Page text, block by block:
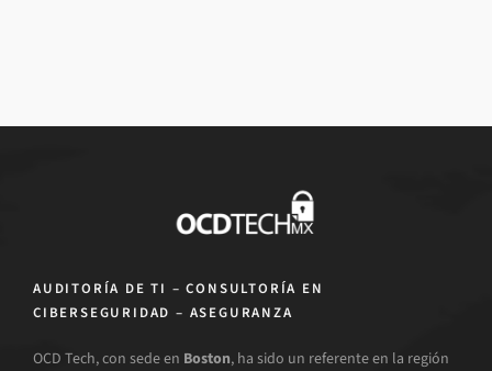
AUDITORÍA DE TI – CONSULTORÍA EN
CIBERSEGURIDAD – ASEGURANZA
OCD Tech, con sede en Boston, ha sido un referente en la región